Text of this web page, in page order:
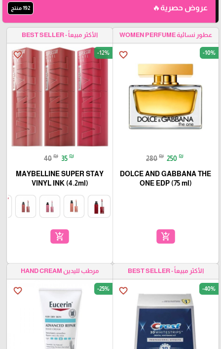
عروض حصرية🔥 192 منتج
عطور نسائية WOMEN PERFUME
favorite_border -10%
280 ₪ 250 ₪
DOLCE AND GABBANA THE
ONE EDP (75 ml)
add_shopping_cart
الأكثر مبيعاً - BEST SELLER
favorite_border -12%
40 ₪ 35 ₪
MAYBELLINE SUPER STAY
VINYL INK (4.2ml)
add_shopping_cart
الأكثر مبيعاً - BEST SELLER
favorite_border -40%
مرطب لليدين HAND CREAM
favorite_border -25%